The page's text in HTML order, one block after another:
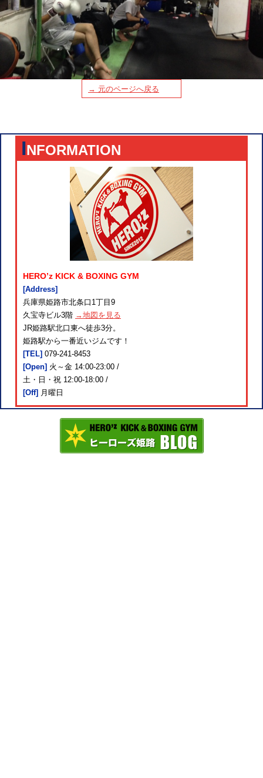
→ 元のページへ戻る
INFORMATION
HERO’z KICK & BOXING GYM
[Address]
兵庫県姫路市北条口1丁目9
久宝寺ビル3階 →地図を見る
JR姫路駅北口東へ徒歩3分。
姫路駅から一番近いジムです！
[TEL] 079-241-8453
[Open] 火～金 14:00-23:00 /
土・日・祝 12:00-18:00 /
[Off] 月曜日